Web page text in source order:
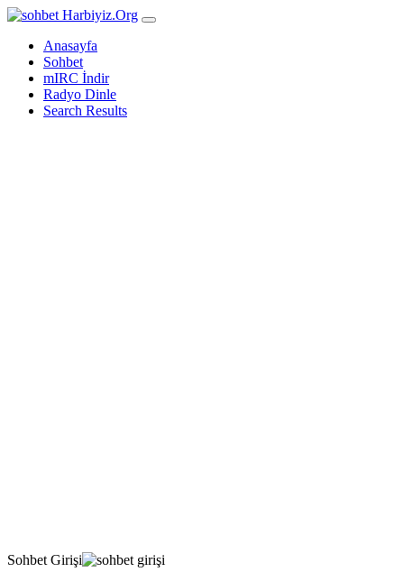
Harbiyiz.Org
Anasayfa
Sohbet
mIRC İndir
Radyo Dinle
Search Results
Sohbet Girişi